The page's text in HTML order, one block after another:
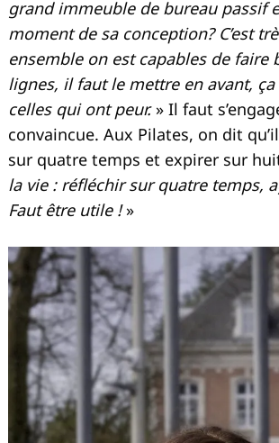
grand immeuble de bureau passif
moment de sa conception? C’est
ensemble on est capables de faire
lignes, il faut le mettre en avant,
celles qui ont peur.» Il faut
convaincue. Aux Pilates, on dit
sur quatre temps et expirer sur
la vie : réfléchir sur quatre temps,
Faut être utile !»